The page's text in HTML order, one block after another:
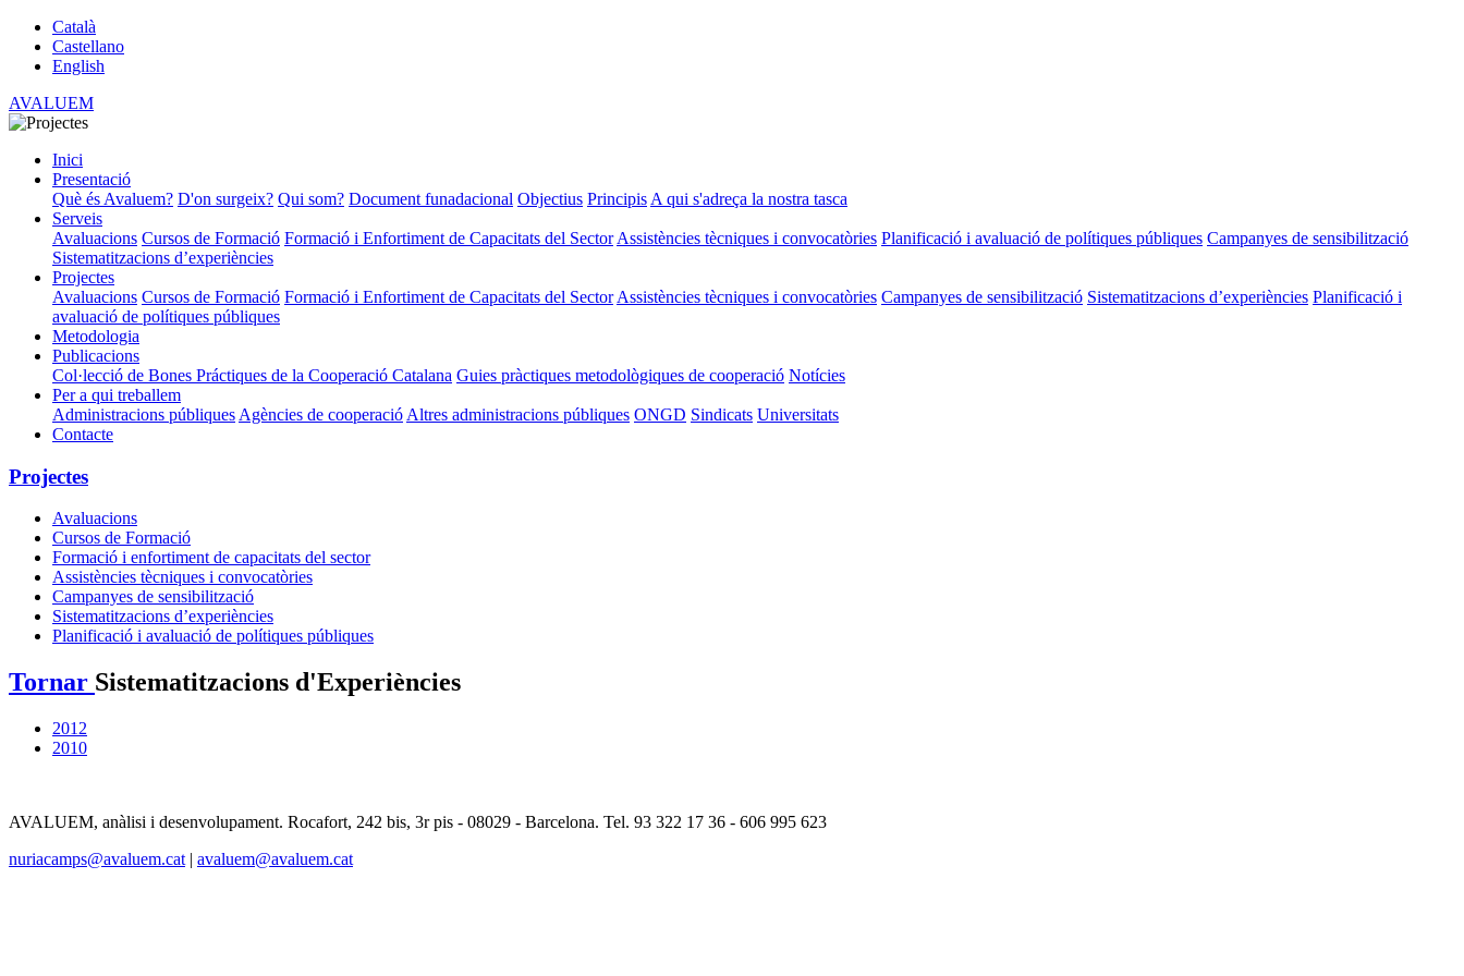
Català
Castellano
English
AVALUEM
Inici
Presentació
Què és Avaluem? D'on surgeix? Qui som? Document funadacional Objectius Principis A qui s'adreça la nostra tasca
Serveis
Avaluacions Cursos de Formació Formació i Enfortiment de Capacitats del Sector Assistències tècniques i convocatòries Planificació i avaluació de polítiques públiques Campanyes de sensibilització
Sistematitzacions d’experiències
Projectes
Avaluacions Cursos de Formació Formació i Enfortiment de Capacitats del Sector Assistències tècniques i convocatòries Campanyes de sensibilització Sistematitzacions d’experiències Planificació i
avaluació de polítiques públiques
Metodologia
Publicacions
Col·lecció de Bones Práctiques de la Cooperació Catalana Guies pràctiques metodològiques de cooperació Notícies
Per a qui treballem
Administracions públiques Agències de cooperació Altres administracions públiques ONGD Sindicats Universitats
Contacte
Projectes
Avaluacions
Cursos de Formació
Formació i enfortiment de capacitats del sector
Assistències tècniques i convocatòries
Campanyes de sensibilització
Sistematitzacions d’experiències
Planificació i avaluació de polítiques públiques
Tornar Sistematitzacions d'Experiències
2012
2010
AVALUEM, anàlisi i desenvolupament. Rocafort, 242 bis, 3r pis - 08029 - Barcelona. Tel. 93 322 17 36 - 606 995 623
nuriacamps@avaluem.cat | avaluem@avaluem.cat